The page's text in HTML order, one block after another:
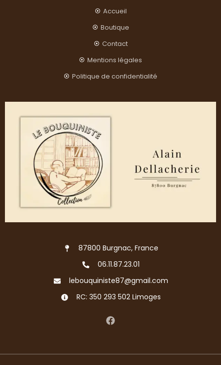
Accueil
Boutique
Contact
Mentions légales
Politique de confidentialité
87800 Burgnac, France
06.11.87.23.01
lebouquiniste87@gmail.com
RC: 350 293 502 Limoges